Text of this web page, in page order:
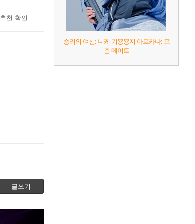
추천 확인
글쓰기
승리의 여신: 니케 기묭묭지 아르카나: 포
츈 메이트